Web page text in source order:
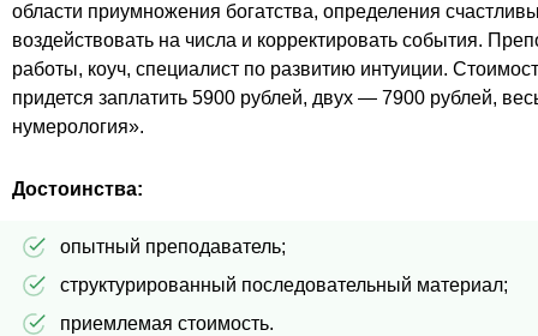
области приумножения богатства, определения
воздействовать на числа и корректировать события.
работы, коуч, специалист по развитию интуиции.
придется заплатить 5900 рублей, двух — 7900 рублей,
нумерология».
Достоинства:
опытный преподаватель;
структурированный последовательный материал;
приемлемая стоимость.